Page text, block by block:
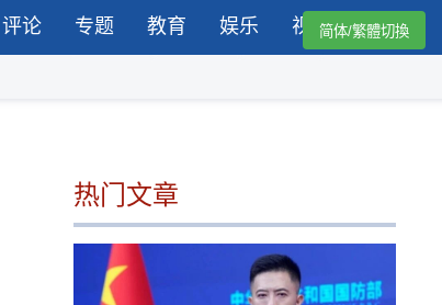
评论 专题 教育 娱乐 视频简体/繁體切換
热门文章